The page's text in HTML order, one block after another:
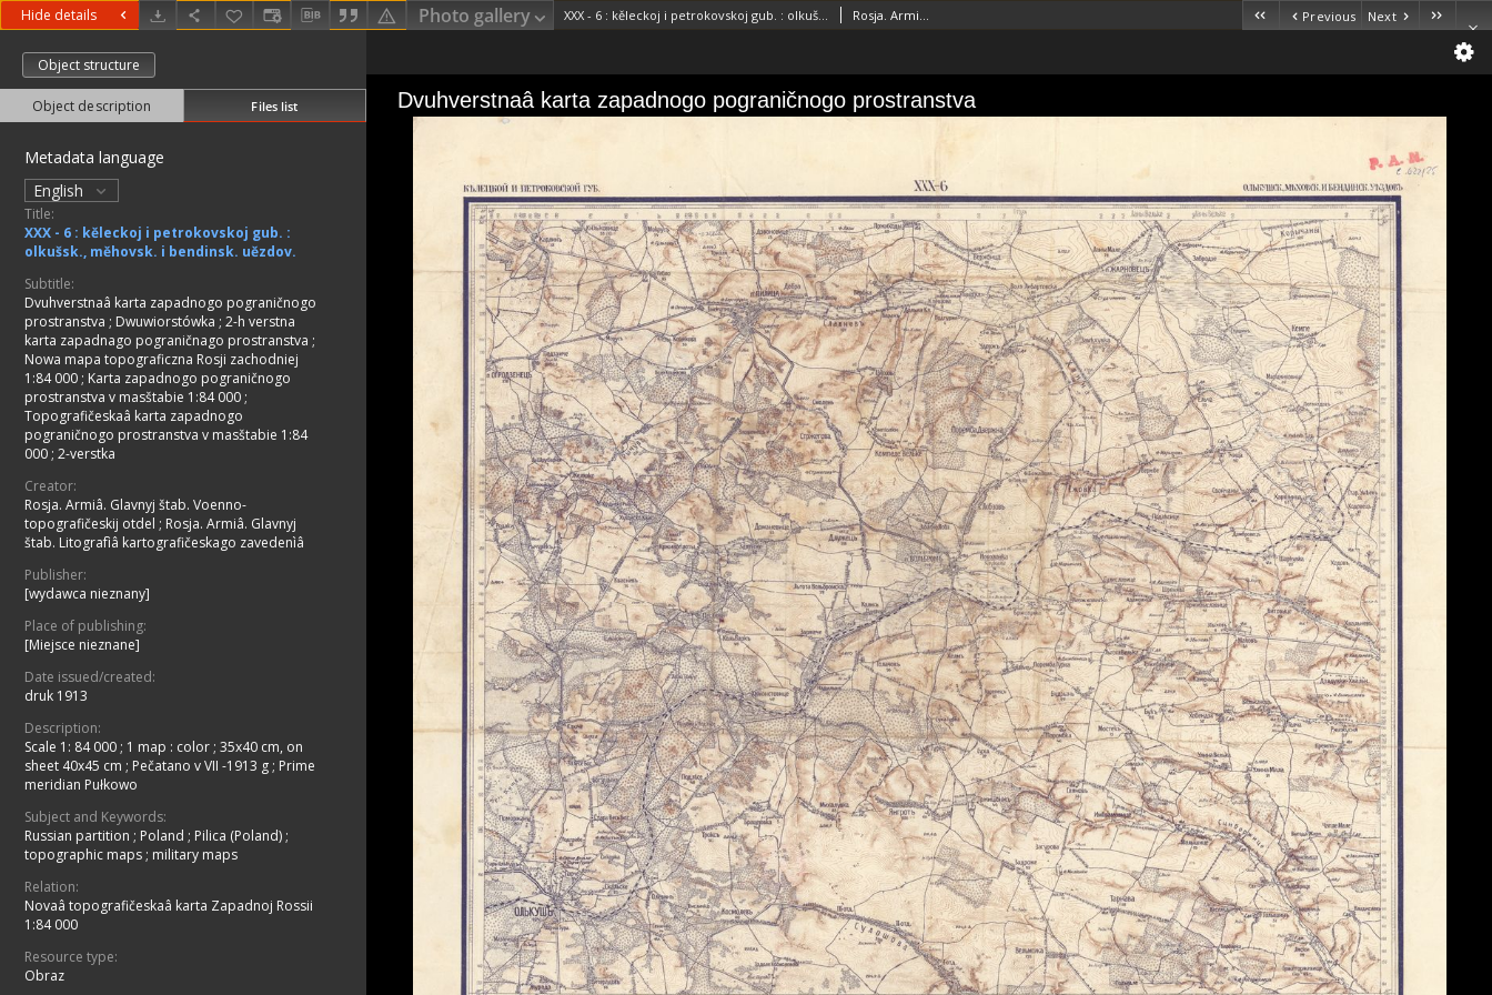
Hide details Photo gallery XXX - 6 : kěleckoj i petrokovskoj gub. : olkušsk., měhovsk. i bendinsk. uězdov. Rosja. Armiâ. Glavnyj štab. Voenno-topografičeskij otdelRosja. Armiâ. Glavnyj štab. Litografìâ kartografičeskago zavedenìâ Previous Next
Object structure
Object description Files list
Metadata language
English
Title:
XXX - 6 : kěleckoj i petrokovskoj gub. :
olkušsk., měhovsk. i bendinsk. uězdov.
Subtitle:
Dvuhverstnaâ karta zapadnogo pograničnogo
prostranstva ; Dwuwiorstówka ; 2-h verstna
karta zapadnago pograničnago prostranstva ;
Nowa mapa topograficzna Rosji zachodniej
1:84 000 ; Karta zapadnogo pograničnogo
prostranstva v masštabie 1:84 000 ;
Topografičeskaâ karta zapadnogo
pograničnogo prostranstva v masštabie 1:84
000 ; 2-verstka
Creator:
Rosja. Armiâ. Glavnyj štab. Voenno-
topografičeskij otdel ; Rosja. Armiâ. Glavnyj
štab. Litografìâ kartografičeskago zavedenìâ
Publisher:
[wydawca nieznany]
Place of publishing:
[Miejsce nieznane]
Date issued/created:
druk 1913
Description:
Scale 1: 84 000 ; 1 map : color ; 35x40 cm, on
sheet 40x45 cm ; Pečatano v VII -1913 g ; Prime
meridian Pułkowo
Subject and Keywords:
Russian partition ; Poland ; Pilica (Poland) ;
topographic maps ; military maps
Relation:
Novaâ topografičeskaâ karta Zapadnoj Rossii
1:84 000
Resource type:
Obraz